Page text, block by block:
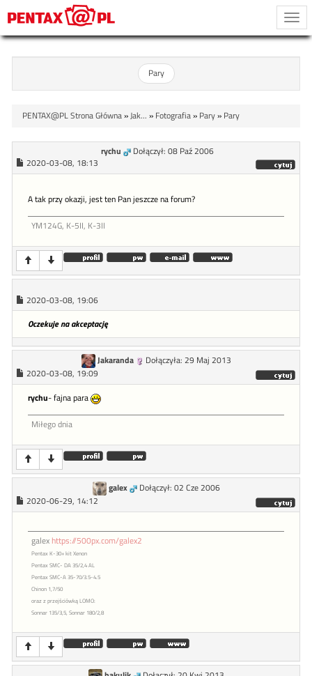
Pary
PENTAX@PL Strona Główna»Jak... » Fotografia» Pary» Pary
rychu
Dołączył: 08 Paź 2006
2020-03-08, 18:13
A tak przy okazji, jest ten Pan jeszcze na forum?
YM124G, K-5II, K-3II
2020-03-08, 19:06
Oczekuje na akceptację
Jakaranda
Dołączyła: 29 Maj 2013
2020-03-08, 19:09
rychu- fajna para
Miłego dnia
galex
Dołączył: 02 Cze 2006
2020-06-29, 14:12
galex https://500px.com/galex2
Pentax K-30+ kit Xenon
Pentax SMC- DA 35/2,4 AL
Pentax SMC-A 35-70/3.5-4.5
Chinon 1,7/50
oraz z przejściówką LOMO:
Sonnar 135/3,5, Sonnar 180/2,8